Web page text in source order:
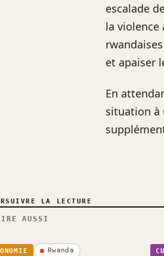
escalade
la violence
et apaiser
En
situation à
LA LECTURE
AUSSI
Rwanda